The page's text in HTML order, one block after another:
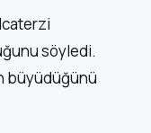
söyledi.
büyüdüğünü